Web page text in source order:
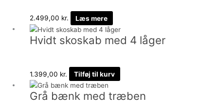
2.499,00 kr. Læs mere
Hvidt skoskab med 4 låger
1.399,00 kr. Tilføj til kurv
Grå bænk med træben